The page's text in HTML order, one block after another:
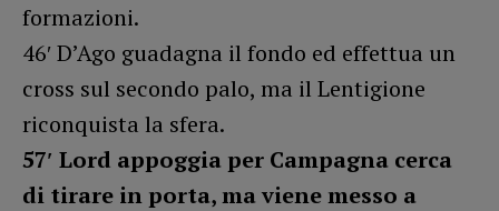
formazioni.
46′ D’Ago guadagna il fondo ed effettua un
cross sul secondo palo, ma il Lentigione
riconquista la sfera.
57′ Lord appoggia per Campagna cerca
di tirare in porta, ma viene messo a